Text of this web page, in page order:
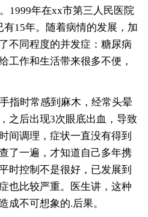
1999年在xx市第三人民医院
15年。随着病情的发展，加
不同程度的并发症：糖尿病
工作和生活带来很多不便，
时常感到麻木，经常头晕
之后出现3次眼底出血，导致
间调理，症状一直没有得到
了一遍，才知道自己多年携
时控制不是很好，已发展到
也比较严重。医生讲，这种
成不可想象的.后果。